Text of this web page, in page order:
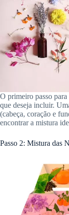
O primeiro passo
que deseja incluir.
(cabeça, coração e
encontrar a mistura
Passo 2: Mistura das